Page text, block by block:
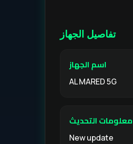
تفاصيل الجهاز
اسم الجهاز
AL MARED 5G
معلومات التحديث
New update